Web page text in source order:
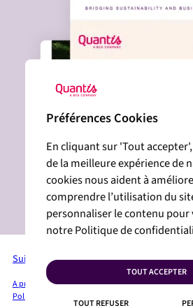
Suivez-nous sur LinkedIn
A propos de QuantisServices + SolutionsIndustries
Politique de confidentialité
Préférences Cookies
En cliquant sur 'Tout
de la meilleure expérience de
cookies nous aident à
comprendre l’utilisation du
personnaliser le contenu pour
notre Politique de
TOUT ACCEPTER
TOUT REFUSER